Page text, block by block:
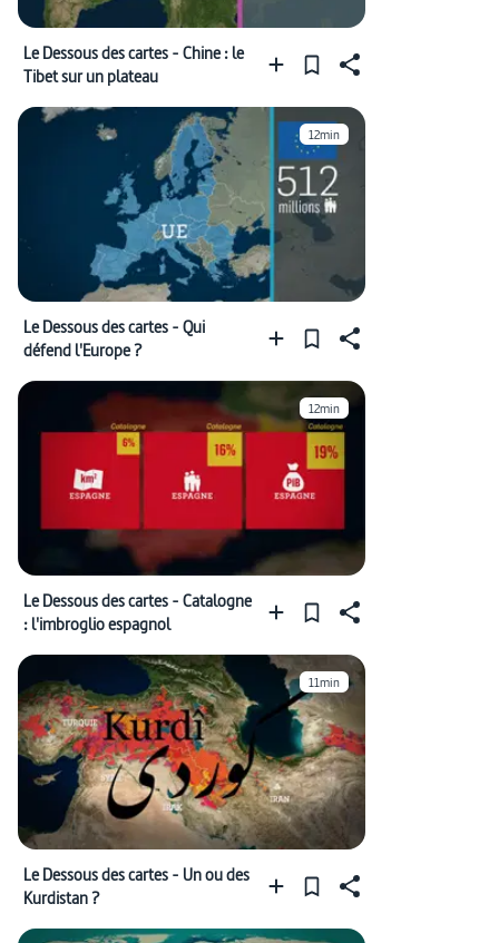
Le Dessous des cartes - Chine : le
Tibet sur un plateau
12min
Le Dessous des cartes - Qui
défend l'Europe ?
12min
Le Dessous des cartes - Catalogne
: l'imbroglio espagnol
11min
Le Dessous des cartes - Un ou des
Kurdistan ?